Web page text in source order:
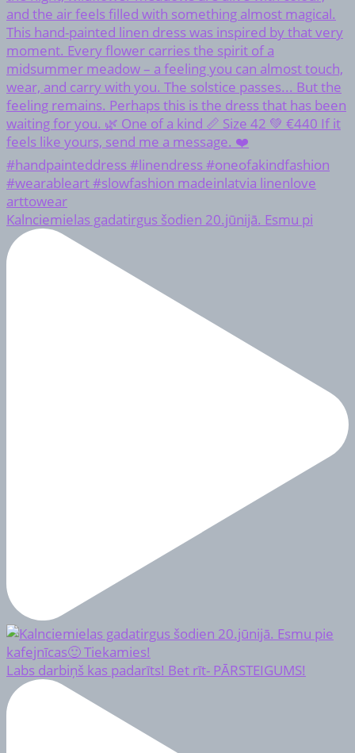
Kalnciemielas gadatirgus šodien 20.jūnijā. Esmu pi
Labs darbiņš kas padarīts! Bet rīt- PĀRSTEIGUMS!